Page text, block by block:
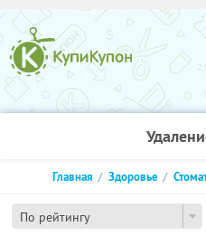
По рейтингу
Главная Здоровье